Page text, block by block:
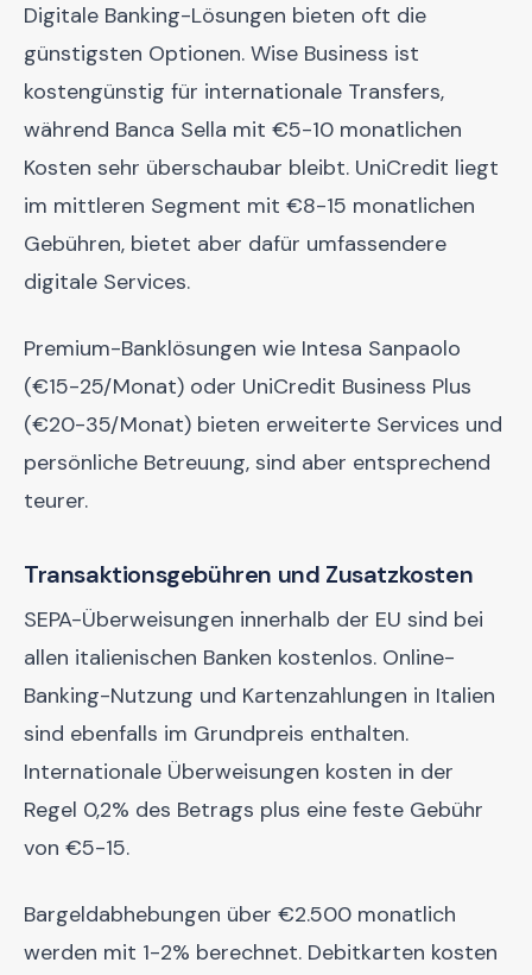
Digitale Banking-Lösungen bieten oft die
günstigsten Optionen. Wise Business ist
kostengünstig für internationale Transfers,
während Banca Sella mit €5-10 monatlichen
Kosten sehr überschaubar bleibt. UniCredit liegt
im mittleren Segment mit €8-15 monatlichen
Gebühren, bietet aber dafür umfassendere
digitale Services.
Premium-Banklösungen wie Intesa Sanpaolo
(€15-25/Monat) oder UniCredit Business Plus
(€20-35/Monat) bieten erweiterte Services und
persönliche Betreuung, sind aber entsprechend
teurer.
Transaktionsgebühren und Zusatzkosten
SEPA-Überweisungen innerhalb der EU sind bei
allen italienischen Banken kostenlos. Online-
Banking-Nutzung und Kartenzahlungen in Italien
sind ebenfalls im Grundpreis enthalten.
Internationale Überweisungen kosten in der
Regel 0,2% des Betrags plus eine feste Gebühr
von €5-15.
Bargeldabhebungen über €2.500 monatlich
werden mit 1-2% berechnet. Debitkarten kosten